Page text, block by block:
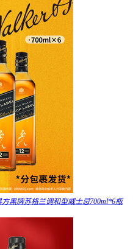
方黑牌苏格兰调和型威士忌700ml*6瓶